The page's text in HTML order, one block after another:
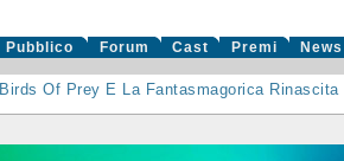
Pubblico Forum Cast Premi News
Birds Of Prey E La Fantasmagorica Rinascita